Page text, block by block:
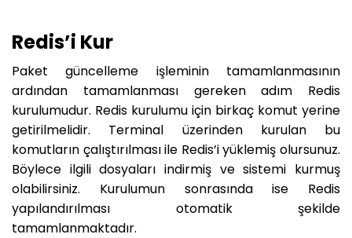
Redis’i Kur
Paket güncelleme işleminin tamamlanmasının
ardından tamamlanması gereken adım Redis
kurulumudur. Redis kurulumu için birkaç komut yerine
getirilmelidir. Terminal üzerinden kurulan bu
komutların çalıştırılması ile Redis’i yüklemiş olursunuz.
Böylece ilgili dosyaları indirmiş ve sistemi kurmuş
olabilirsiniz. Kurulumun sonrasında ise Redis
yapılandırılması otomatik şekilde
tamamlanmaktadır.